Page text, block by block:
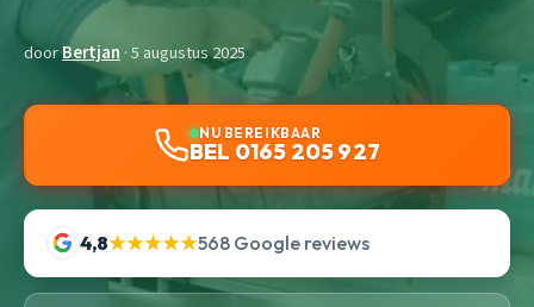
doorBertjan · 5 augustus 2025
NU BEREIKBAAR
BEL 0165 205 927
4,8★★★★★568 Google reviews